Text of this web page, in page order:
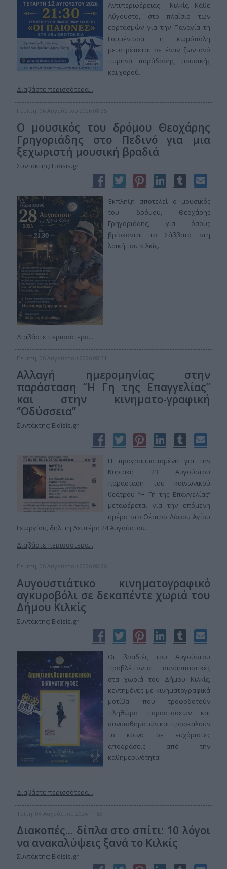
Αντιπεριφέρειας Κιλκίς. Κάθε
Αύγουστο, στο πλαίσιο των
εορτασμών για την Παναγία τη
Γουμένισσα, η κωμόπολη
μετατρέπεται σε έναν ζωντανό
πυρήνα παράδοσης, μουσικής
και χορού.
Διαβάστε περισσότερα...
Πέμπτη, 06 Αυγούστου 2026 08:35
Ο μουσικός του δρόμου Θεοχάρης
Γρηγοριάδης στο Πεδινό για μια
ξεχωριστή μουσική βραδιά
Συντάκτης: Eidisis.gr
Έκπληξη αποτελεί ο μουσικός
του δρόμου, Θεοχάρης
Γρηγοριάδης, για όσους
βρίσκονται το Σάββατο στη
λαϊκή του Κιλκίς.
Διαβάστε περισσότερα...
Πέμπτη, 06 Αυγούστου 2026 08:31
Αλλαγή ημερομηνίας στην
παράσταση ‘’Η Γη της Επαγγελίας’’
και στην κινηματο-γραφική
‘’Οδύσσεια’’
Συντάκτης: Eidisis.gr
Η προγραμματισμένη για την
Κυριακή 23 Αυγούστου
παράσταση του κοινωνικού
θεάτρου ‘’Η Γη της Επαγγελίας’’
μεταφέρεται για την επόμενη
ημέρα στο Θέατρο Λόφου Αγίου
Γεωργίου, δηλ. τη Δευτέρα 24 Αυγούστου.
Διαβάστε περισσότερα...
Πέμπτη, 06 Αυγούστου 2026 08:26
Αυγουστιάτικο κινηματογραφικό
αγκυροβόλι σε δεκαπέντε χωριά του
Δήμου Κιλκίς
Συντάκτης: Eidisis.gr
Οι βραδιές του Αυγούστου
προβλέπονται συναρπαστικές
στα χωριά του Δήμου Κιλκίς,
κεντημένες με κινηματογραφικά
μοτίβα που τροφοδοτούν
πληθώρα παραστάσεων και
συναισθημάτων και προσκαλούν
το κοινό σε ευχάριστες
αποδράσεις από την
καθημερινότητα!
Διαβάστε περισσότερα...
Τρίτη, 04 Αυγούστου 2026 11:59
Διακοπές... δίπλα στο σπίτι: 10 λόγοι
να ανακαλύψεις ξανά το Κιλκίς
Συντάκτης: Eidisis.gr